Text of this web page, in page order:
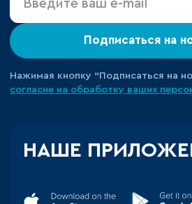
Подписаться на
Нажимая кнопку “Подписаться на
согласие на обработку ваших
НАШЕ